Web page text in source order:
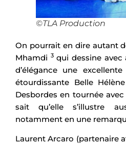
©TLA Production
On pourrait en dire autant
Mhamdi 3qui dessine avec
d’élégance une
étourdissante Belle
Desbordes en tournée
sait qu’elle s’illustre
notamment en une
Laurent Arcaro (partenaire